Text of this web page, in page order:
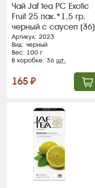
Чай Jaf tea PC Exotic
Fruit 25 пак.*1,5 гр.
черный c саусеп (36)
(251)
Артикул: 2023
Вид: черный
Вес: 100 г
В коробке: 36шт.
165 ₽